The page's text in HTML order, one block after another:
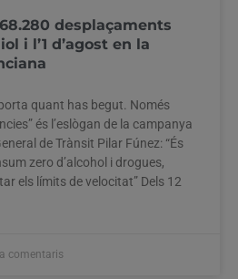
desplaçaments
i l’1 d’agost en la
quant has begut. Només
és l’eslògan de la campanya
de Trànsit Pilar Fúnez: “És
zero d’alcohol i drogues,
els límits de velocitat” Dels 12
comentaris